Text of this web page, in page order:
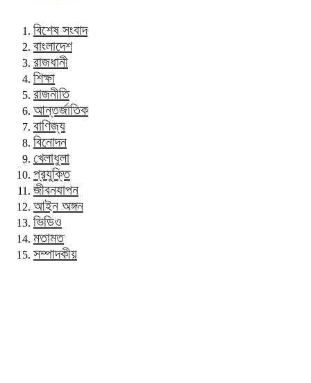
বিশেষ সংবাদ
বাংলাদেশ
রাজধানী
শিক্ষা
রাজনীতি
আন্তর্জাতিক
বাণিজ্য
বিনোদন
খেলাধুলা
প্রযুক্তি
জীবনযাপন
আইন অঙ্গন
ভিডিও
মতামত
সম্পাদকীয়